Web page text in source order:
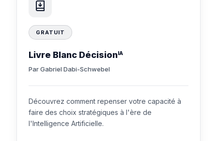
GRATUIT
Livre Blanc Décision IA
Par Gabriel Dabi-Schwebel
Découvrez comment repenser votre capacité à
faire des choix stratégiques à l'ère de
l'Intelligence Artificielle.